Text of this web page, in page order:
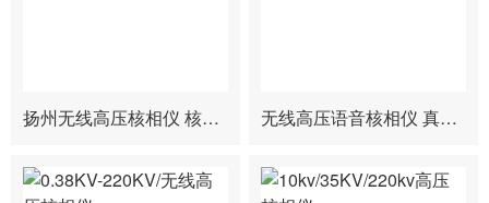
扬州无线高压核相仪 核相器 无线高压语音核相仪 真人语音播报